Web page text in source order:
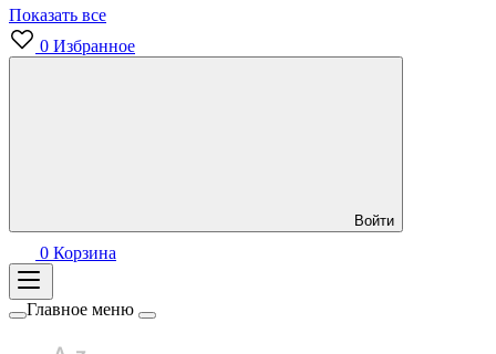
Показать все
0 Избранное
Войти
0 Корзина
Главное меню